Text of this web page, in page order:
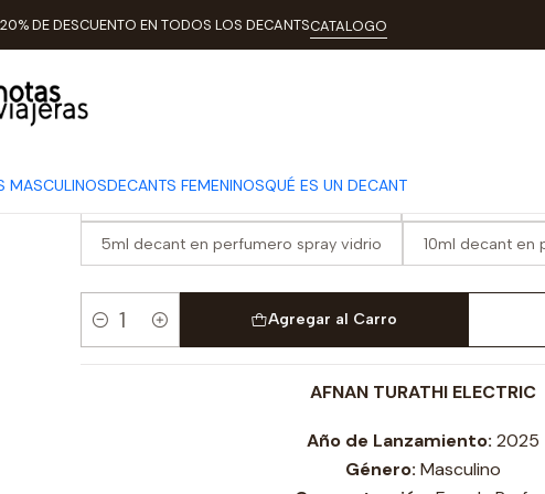
MASCULINOSDECANTS FEMENINOSQUÉ ES UN DECANT
DE DESCUENTO EN TODOS LOS DECANTSCATALOGO
Cítricos Decant Turathi Electric
Decant Turathi Electric
5ml decant en perfumero spray vidrio 10ml decant en
Cantidad
Agregar al Carro
AFNAN TURATHI ELECTRIC
Año de Lanzamiento: 2025
Género: Masculino